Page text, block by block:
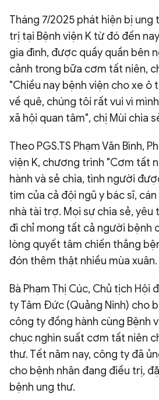
Tháng 7/2025 phát hiện bị ung
trị tại Bệnh viện K từ đó đến
gia đình, được quầy quần bên
cảnh trong bữa cơm tất niên,
"Chiều nay bệnh viện cho xe ô
về quê, chúng tôi rất vui vì
xã hội quan tâm", chị Mùi chia
Theo PGS.TS Phạm Văn Bình,
viện K, chương trình "Cơm tất
hành và sẻ chia, tình người
tim của cả đội ngũ y bác sĩ,
nhà tài trợ. Mọi sự chia sẻ,
đi chỉ mong tất cả người bệnh
lòng quyết tâm chiến thắng
đón thêm thật nhiều mùa xuân.
Bà Phạm Thị Cúc, Chủ tịch Hội
ty Tâm Đức (Quảng Ninh) cho
công ty đồng hành cùng Bệnh
chục nghìn suất cơm tất niên
thư. Tết năm nay, công ty đã
cho bệnh nhân đang điều trị,
bệnh ung thư.